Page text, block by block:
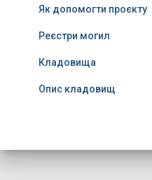
Як допомогти проєкту
Реєстри могил
Кладовища
Опис кладовищ